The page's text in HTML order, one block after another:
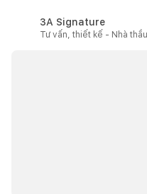
3A Signature
Tư vấn, thiết kế - Nhà thầu